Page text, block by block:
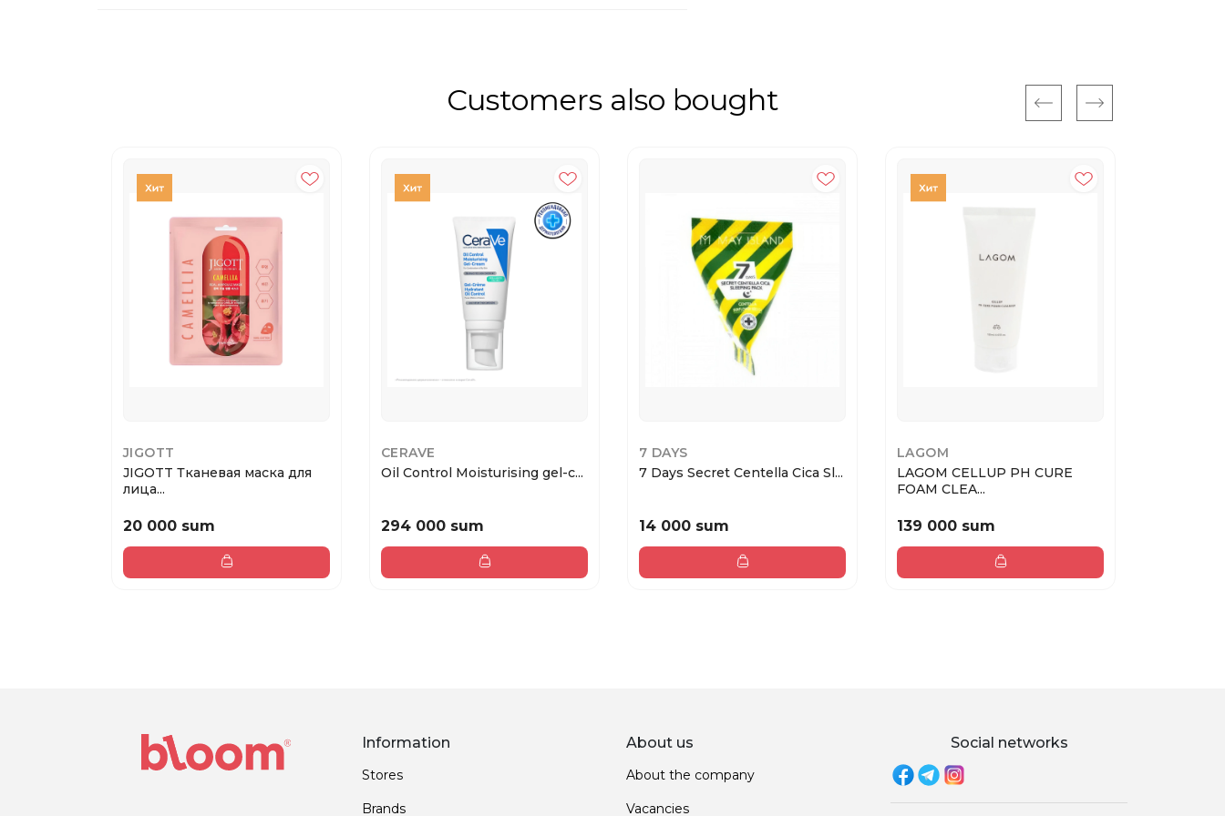
Customers also bought
JIGOTT
JIGOTT Тканевая маска для
лица...
20 000 sum
CERAVE
Oil Control Moisturising gel-c...
294 000 sum
7 DAYS
7 Days Secret Centella Cica Sl...
14 000 sum
LAGOM
LAGOM CELLUP PH CURE
FOAM CLEA...
139 000 sum
Information
Stores
Brands
About us
About the company
Vacancies
Social networks